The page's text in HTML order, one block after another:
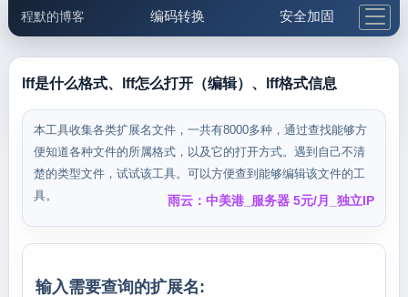
程默的博客 编码转换 安全加固
邮件工具 生活便民 更多工具
5.1支付宝大红包
lff是什么格式、lff怎么打开（编辑）、lff格式信息
本工具收集各类扩展名文件，一共有8000多种，通过查找能够方
便知道各种文件的所属格式，以及它的打开方式。遇到自己不清
楚的类型文件，试试该工具。可以方便查到能够编辑该文件的工
具。
雨云：中美港_服务器 5元/月_独立IP
输入需要查询的扩展名: